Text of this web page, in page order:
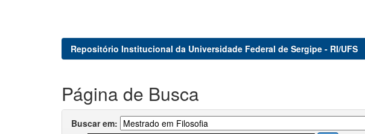
Repositório Institucional da Universidade Federal de Sergipe - RI/UFS
Página de Busca
Buscar em: